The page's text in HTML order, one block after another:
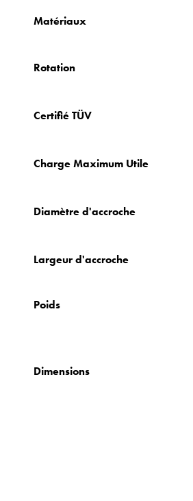
Matériaux
Rotation
Certifié TÜV
Charge Maximum Utile
Diamètre d'accroche
Largeur d'accroche
Poids
Dimensions